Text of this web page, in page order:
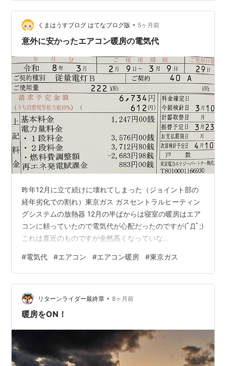
くまはうすブログ はてなブログ版 • 5ヶ月前
意外に安かったエアコン暖房の電気代
昨年12月に立て続けに壊れてしまった（ジョイント部の
経年劣化での割れ）東京ガス ガスセントラルヒーティン
グシステムの放熱器 12月の半ばからは寝室の暖房はエア
コンに頼っていたので電気代が心配だったのですが(ﾟДﾟ;)
これは直近のものですが全然高くなっていな
すかね(^^ゞ もっともともにタイマーで夜寝る前の30分
間 昼寝で寝入る前の30分間しか使っていませんが(*'ω'*)
#電気代 #エアコン #エアコン暖房 #東京ガス
リターンライダー最終章 • 8ヶ月前
暖房をON！